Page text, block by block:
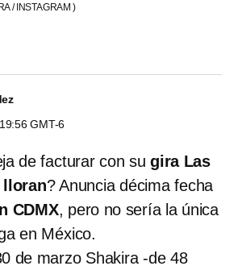
/ INSTAGRAM )
GMT-6
de facturar con sugira Las
lloran? Anuncia décima fecha
CDMX, pero no sería la única
en México.
de marzo Shakira -de 48